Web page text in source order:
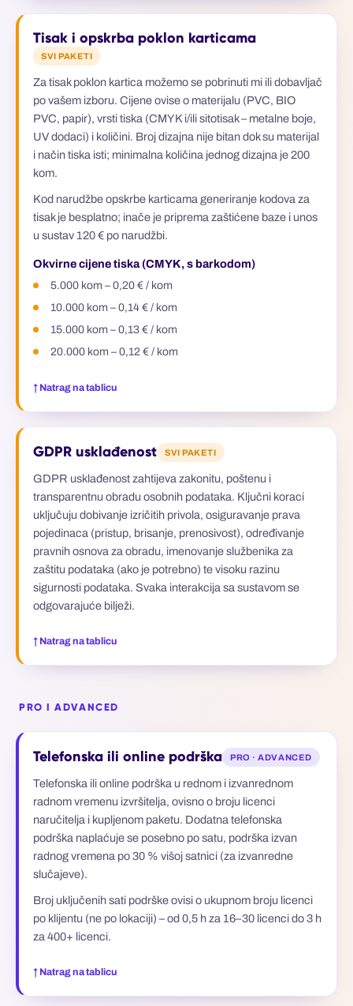
Tisak i opskrba poklon karticama
SVI PAKETI
Za tisak poklon kartica možemo se pobrinuti mi ili dobavljač
po vašem izboru. Cijene ovise o materijalu (PVC, BIO
PVC, papir), vrsti tiska (CMYK i/ili sitotisak – metalne boje,
UV dodaci) i količini. Broj dizajna nije bitan dok su materijal
i način tiska isti; minimalna količina jednog dizajna je 200
kom.
Kod narudžbe opskrbe karticama generiranje kodova za
tisak je besplatno; inače je priprema zaštićene baze i unos
u sustav 120 € po narudžbi.
Okvirne cijene tiska (CMYK, s barkodom)
5.000 kom – 0,20 € / kom
10.000 kom – 0,14 € / kom
15.000 kom – 0,13 € / kom
20.000 kom – 0,12 € / kom
↑ Natrag na tablicu
GDPR usklađenost SVI PAKETI
GDPR usklađenost zahtijeva zakonitu, poštenu i
transparentnu obradu osobnih podataka. Ključni koraci
uključuju dobivanje izričitih privola, osiguravanje prava
pojedinaca (pristup, brisanje, prenosivost), određivanje
pravnih osnova za obradu, imenovanje službenika za
zaštitu podataka (ako je potrebno) te visoku razinu
sigurnosti podataka. Svaka interakcija sa sustavom se
odgovarajuće bilježi.
↑ Natrag na tablicu
PRO I ADVANCED
Telefonska ili online podrška PRO · ADVANCED
Telefonska ili online podrška u rednom i izvanrednom
radnom vremenu izvršitelja, ovisno o broju licenci
naručitelja i kupljenom paketu. Dodatna telefonska
podrška naplaćuje se posebno po satu, podrška izvan
radnog vremena po 30 % višoj satnici (za izvanredne
slučajeve).
Broj uključenih sati podrške ovisi o ukupnom broju licenci
po klijentu (ne po lokaciji) – od 0,5 h za 16–30 licenci do 3 h
za 400+ licenci.
↑ Natrag na tablicu